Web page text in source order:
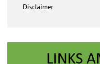
Disclaimer